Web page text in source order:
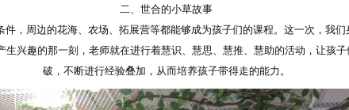
二、世合的小草故事
，周边的花海、农场、拓展营等都能够成为孩子们的课程。这一次，我
兴趣的那一刻，老师就在进行着慧识、慧思、慧推、慧助的活动，让孩
破，不断进行经验叠加，从而培养孩子带得走的能力。